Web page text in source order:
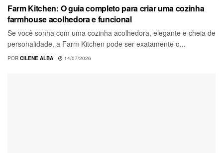
Farm Kitchen: O guia completo para criar uma cozinha
farmhouse acolhedora e funcional
Se você sonha com uma cozinha acolhedora, elegante e cheia de
personalidade, a Farm Kitchen pode ser exatamente o...
POR CILENE ALBA 14/07/2026